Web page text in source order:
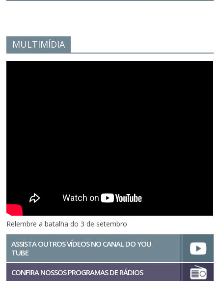
MULTIMÍDIA
Relembre a batalha do 3 de setembro
ASSISTA OUTROS VÍDEOS NO CANAL DO YOU
TUBE
CONFIRA NOSSOS PROGRAMAS DE RÁDIOS